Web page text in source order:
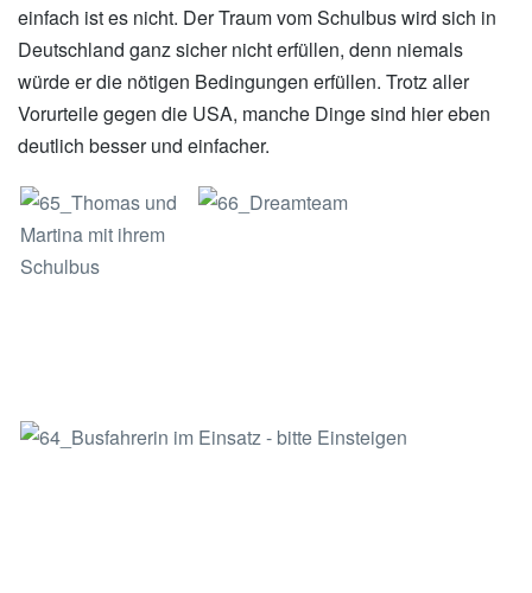
einfach ist es nicht. Der Traum vom Schulbus wird sich in
Deutschland ganz sicher nicht erfüllen, denn niemals
würde er die nötigen Bedingungen erfüllen. Trotz aller
Vorurteile gegen die USA, manche Dinge sind hier eben
deutlich besser und einfacher.